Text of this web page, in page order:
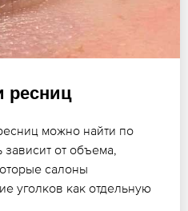
ресниц
можно найти по
от объема,
салоны
уголков как отдельную